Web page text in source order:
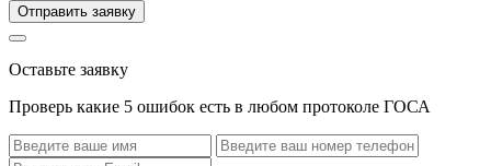
Отправить заявку
Оставьте заявку
Проверь какие 5 ошибок есть в любом протоколе ГОСА